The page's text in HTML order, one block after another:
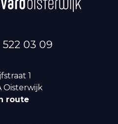
522 03 09
1
Oisterwijk
route